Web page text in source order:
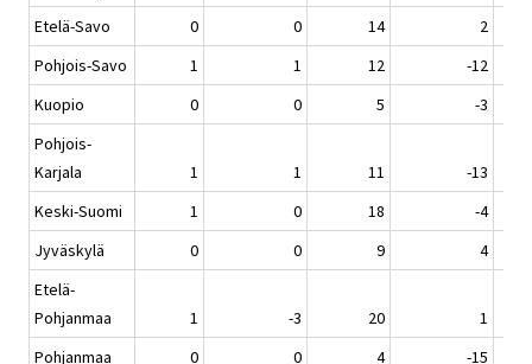
Etelä-Savo
0 0 14
2
Pohjois-Savo
1 1 12
-12
Kuopio
0 0 5
-3
Pohjois-
Karjala
1 1 11
-13
Keski-Suomi
1 0 18
-4
Jyväskylä
0 0 9
4
Etelä-
Pohjanmaa
1 -3 20
1
Pohjanmaa
0 0 4 -15